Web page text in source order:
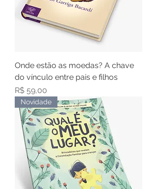
Onde estão as moedas? A chave
do vínculo entre pais e filhos
Preço
R$ 59,00
Novidade